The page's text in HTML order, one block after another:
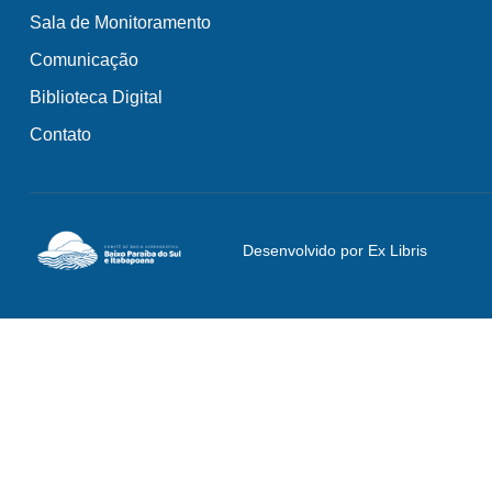
Sala de Monitoramento
Comunicação
Biblioteca Digital
Contato
Desenvolvido por Ex Libris